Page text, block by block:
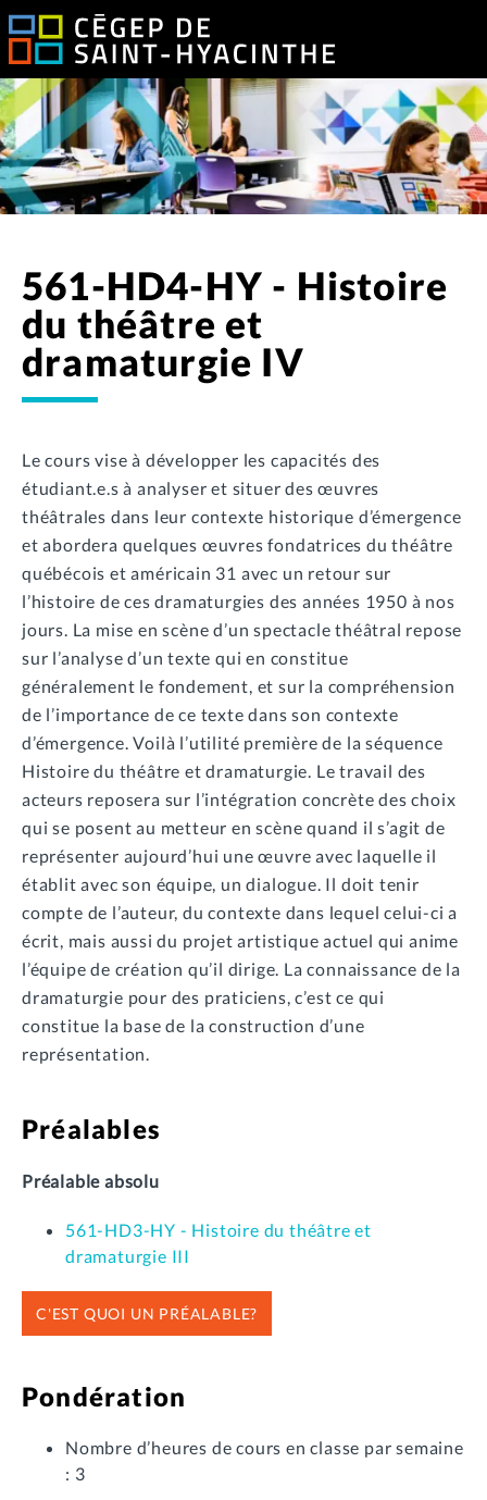
561-HD4-HY - Histoire
du théâtre et
dramaturgie IV
Le cours vise à développer les capacités des
étudiant.e.s à analyser et situer des œuvres
théâtrales dans leur contexte historique d’émergence
et abordera quelques œuvres fondatrices du théâtre
québécois et américain 31 avec un retour sur
l’histoire de ces dramaturgies des années 1950 à nos
jours. La mise en scène d’un spectacle théâtral repose
sur l’analyse d’un texte qui en constitue
généralement le fondement, et sur la compréhension
de l’importance de ce texte dans son contexte
d’émergence. Voilà l’utilité première de la séquence
Histoire du théâtre et dramaturgie. Le travail des
acteurs reposera sur l’intégration concrète des choix
qui se posent au metteur en scène quand il s’agit de
représenter aujourd’hui une œuvre avec laquelle il
établit avec son équipe, un dialogue. Il doit tenir
compte de l’auteur, du contexte dans lequel celui-ci a
écrit, mais aussi du projet artistique actuel qui anime
l’équipe de création qu’il dirige. La connaissance de la
dramaturgie pour des praticiens, c’est ce qui
constitue la base de la construction d’une
représentation.
Préalables
Préalable absolu
561-HD3-HY - Histoire du théâtre et
dramaturgie III
C'EST QUOI UN PRÉALABLE?
Pondération
Nombre d’heures de cours en classe par semaine
: 3